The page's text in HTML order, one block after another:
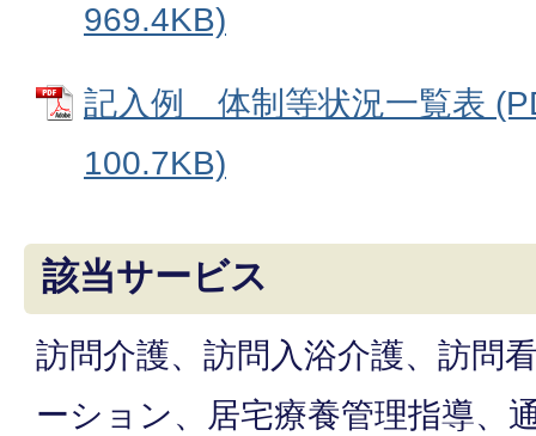
969.4KB)
記入例 体制等状況一覧表
100.7KB)
該当サービス
訪問介護、訪問入浴介護、訪問
ーション、居宅療養管理指導、